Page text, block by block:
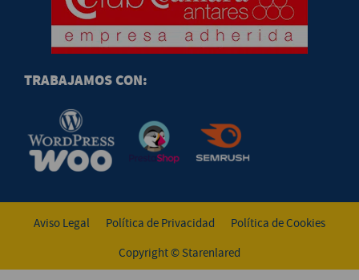
TRABAJAMOS CON:
Aviso Legal Política de Privacidad
Política de Cookies
Copyright © Starenlared